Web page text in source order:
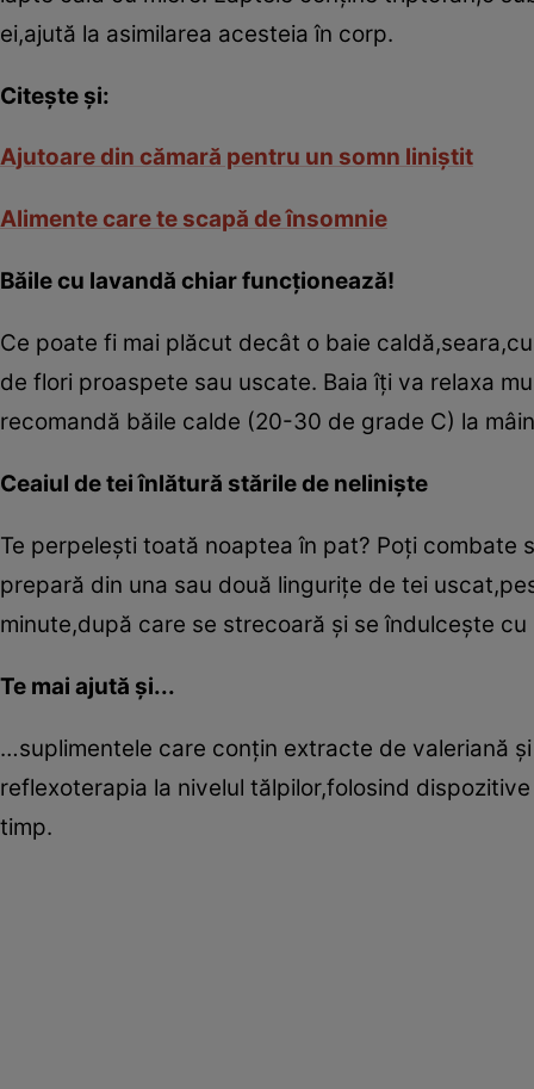
ei,ajută la asimilarea acesteia în corp.
Citeşte şi:
Ajutoare din cămară pentru un somn liniştit
Alimente care te scapă de însomnie
Băile cu lavandă chiar funcţionează!
Ce poate fi mai plăcut decât o baie
de flori proaspete sau uscate. Baia îţi va relaxa
recomandă băile calde (20-30 de grade C) la
Ceaiul de tei înlătură stările de nelinişte
Te perpeleşti toată noaptea în pat? Poţi combate
prepară din una sau două linguriţe de tei
minute,după care se strecoară şi se îndulceşte
Te mai ajută şi...
…suplimentele care conţin extracte de valeriană
reflexoterapia la nivelul tălpilor,folosind
timp.